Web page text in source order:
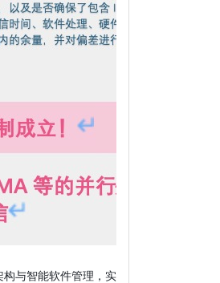
与智能软件管理，实